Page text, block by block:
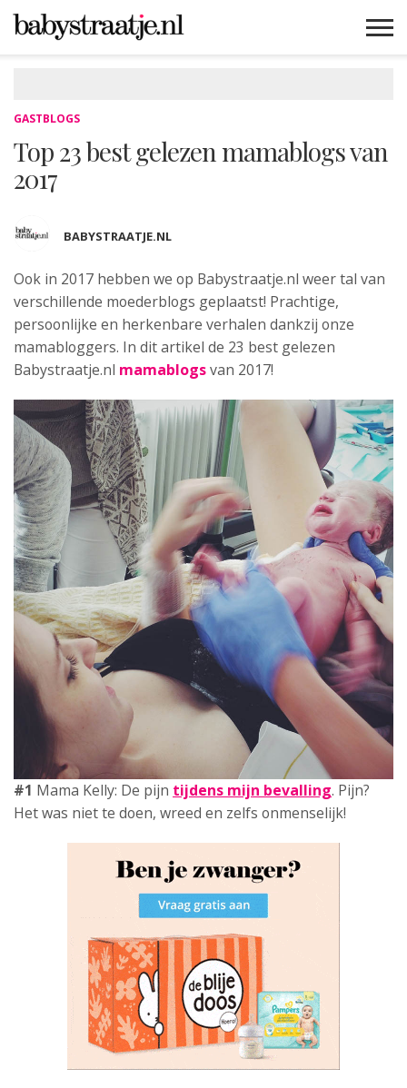
GASTBLOGS
Top 23 best gelezen mamablogs van
2017
BABYSTRAATJE.NL
Ook in 2017 hebben we op Babystraatje.nl weer tal van
verschillende moederblogs geplaatst! Prachtige,
persoonlijke en herkenbare verhalen dankzij onze
mamabloggers. In dit artikel de 23 best gelezen
Babystraatje.nl mamablogsvan 2017!
#1 Mama Kelly: De pijn tijdens mijn bevalling. Pijn?
Het was niet te doen, wreed en zelfs onmenselijk!